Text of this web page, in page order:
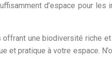
d’espace pour
offrant une biodiversité riche
et pratique à votre espace.